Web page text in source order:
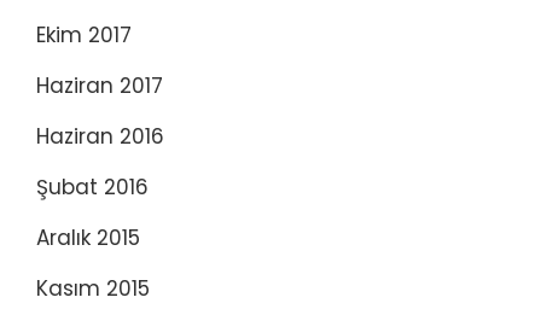
Ekim 2017
Haziran 2017
Haziran 2016
Şubat 2016
Aralık 2015
Kasım 2015